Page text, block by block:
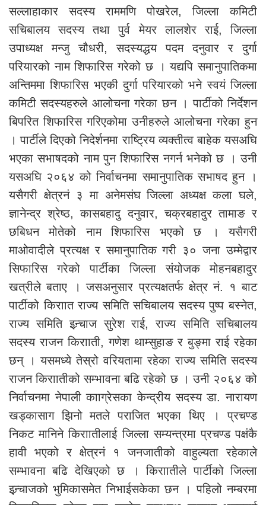
सल्लाहाकार सदस्य राममणि पोखरेल, जिल्ला कमिटी
सचिबालय सदस्य तथा पुर्व मेयर लालशेर राई, जिल्ला
उपाध्यक्ष मन्जु चौधरी, सदस्यद्धय पदम दनुवार र दुर्गा
परियारको नाम शिफारिस गरेको छ । यद्यपि समानुपातिकमा
अन्तिममा शिफारिस भएकी दुर्गा परियारको भने स्वयं जिल्ला
कमिटी सदस्यहरुले आलोचना गरेका छन । पार्टीको निर्देशन
बिपरित शिफारिस गरिएकोमा उनीहरुले आलोचना गरेका हुन
। पार्टीले दिएको निदेर्शनमा राष्ट्रिय व्यक्तीत्व बाहेक यसअघि
भएका सभाषदको नाम पुन शिफारिस नगर्न भनेको छ । उनी
यसअघि २०६४ को निर्वाचनमा समानुपातिक सभाषद हुन ।
यसैगरी क्षेत्रनं ३ मा अनेमसंघ जिल्ला अध्यक्ष कला घले,
ज्ञानेन्द्र श्रेष्ठ, कासबहादु दनुवार, चक्रबहादुर तामाङ र
छबिधन मोतेको नाम शिफारिस भएको छ । यसैगरी
माओवादीले प्रत्यक्ष र समानुपातिक गरी ३० जना उम्मेद्वार
सिफारिस गरेको पार्टीका जिल्ला संयोजक मोहनबहादुर
खत्रीले बताए । जसअनुसार प्रत्यक्षतर्फ क्षेत्र नं. १ बाट
पार्टीको किराात राज्य समिति सचिबालय सदस्य पुष्प बस्नेत,
राज्य समिति इन्र्चाज सुरेश राई, राज्य समिति सचिबालय
सदस्य राजन किरााती, गणेश थाम्सुहाङ र बुङ्मा राई रहेका
छन् । यसमध्ये तेस्रो वरियतामा रहेका राज्य समिति सदस्य
राजन किराातीको सम्भावना बढि रहेको छ । उनी २०६४ को
निर्वाचनमा नेपाली कााग्रेसका केन्द्रीय सदस्य डा. नारायण
खड्कासाग झिनो मतले पराजित भएका थिए । प्रचण्ड
निकट मानिने किराातीलाई जिल्ला सम्यन्त्रमा प्रचण्ड पक्षंकै
हावी भएको र क्षेत्रनं १ जनजातीको वाहुल्यता रहेकाले
सम्भावना बढि देखिएको छ । किराातीले पार्टीको जिल्ला
इन्र्चाजको भुमिकासमेत निभाईसकेका छन । पहिलो नम्बरमा